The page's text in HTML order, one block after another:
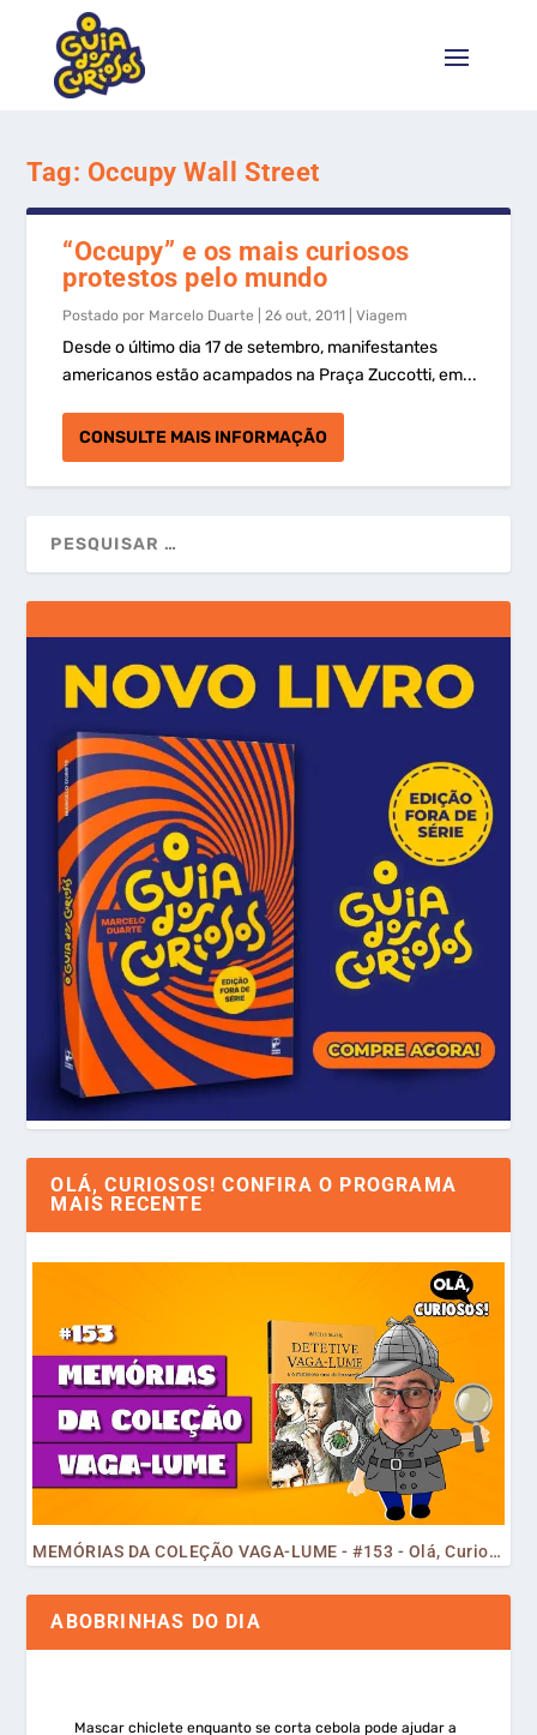
Tag: Occupy Wall Street
“Occupy” e os mais curiosos
protestos pelo mundo
Postado por Marcelo Duarte |26 out, 2011 |Viagem
Desde o último dia 17 de setembro, manifestantes
americanos estão acampados na Praça Zuccotti, em...
CONSULTE MAIS INFORMAÇÃO
OLÁ, CURIOSOS! CONFIRA O PROGRAMA
MAIS RECENTE
MEMÓRIAS DA COLEÇÃO VAGA-LUME - #153 - Olá, Curiosos! 2023
ABOBRINHAS DO DIA
Mascar chiclete enquanto se corta cebola pode ajudar a